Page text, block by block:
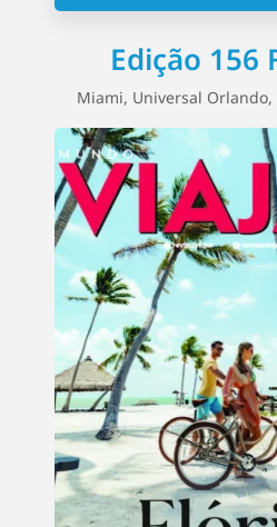
Edição 156
Miami, Universal Orlando,